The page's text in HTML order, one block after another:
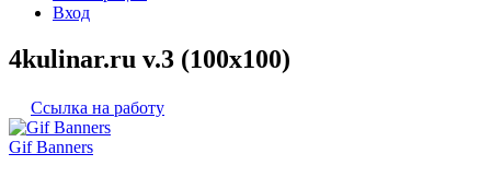
Вход
4kulinar.ru v.3 (100x100)
Ссылка на работу
Gif Banners